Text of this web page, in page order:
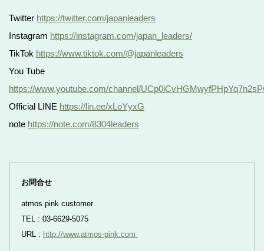
Twitter https://twitter.com/japanleaders
Instagram https://instagram.com/japan_leaders/
TikTok https://www.tiktok.com/@japanleaders
You Tube
https://www.youtube.com/channel/
Official LINE https://lin.ee/xLoYyxG
note https://note.com/8304leaders
お問合せ
atmos pink customer
TEL : 03-6629-5075
URL : http://www.atmos-pink.com